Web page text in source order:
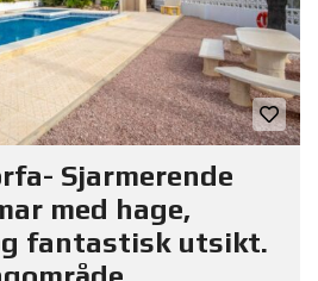
Sjarmerende
med hage,
fantastisk utsikt.